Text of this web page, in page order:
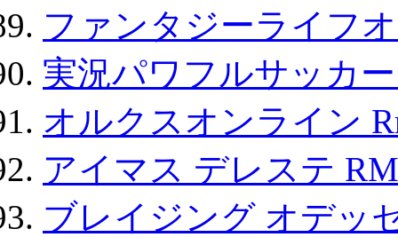
ファンタジーライフ
実況パワフルサッカ
オルクスオンライン
アイマス デレステ
ブレイジング オデッ